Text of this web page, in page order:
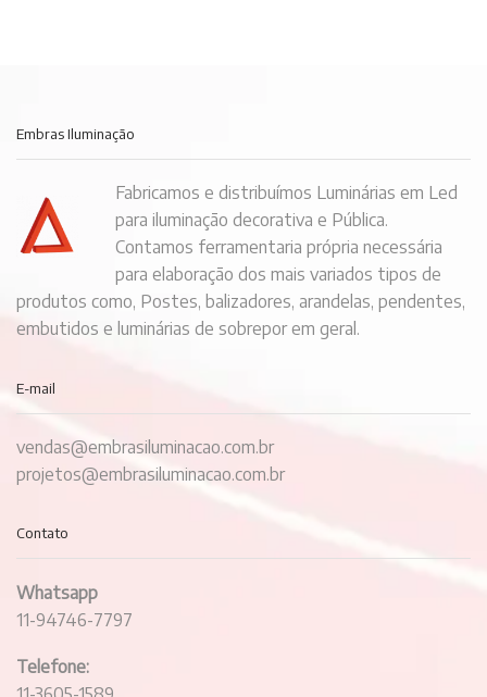
Embras Iluminação
Fabricamos e distribuímos Luminárias em Led
para iluminação decorativa e Pública.
Contamos ferramentaria própria necessária
para elaboração dos mais variados tipos de
produtos como, Postes, balizadores, arandelas, pendentes,
embutidos e luminárias de sobrepor em geral.
E-mail
vendas@embrasiluminacao.com.br
projetos@embrasiluminacao.com.br
Contato
Whatsapp
11-94746-7797
Telefone: